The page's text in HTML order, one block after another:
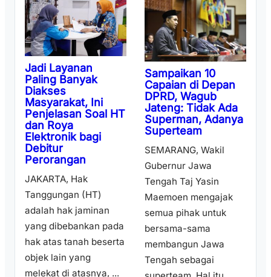
Jadi Layanan
Paling Banyak
Diakses
Masyarakat, Ini
Penjelasan Soal HT
dan Roya
Elektronik bagi
Debitur
Perorangan
JAKARTA, Hak
Tanggungan (HT)
adalah hak jaminan
yang dibebankan pada
hak atas tanah beserta
objek lain yang
melekat di atasnya, ...
Sampaikan 10
Capaian di Depan
DPRD, Wagub
Jateng: Tidak Ada
Superman, Adanya
Superteam
SEMARANG, Wakil
Gubernur Jawa
Tengah Taj Yasin
Maemoen mengajak
semua pihak untuk
bersama-sama
membangun Jawa
Tengah sebagai